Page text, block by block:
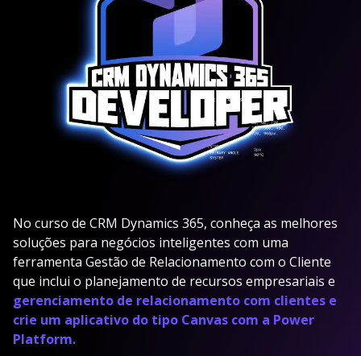
No curso de CRM Dynamics 365, conheça as melhores
soluções para negócios inteligentes com uma
ferramenta Gestão de Relacionamento com o Cliente
que inclui o planejamento de recursos empresariais e
gerenciamento de relacionamento com clientes e
crie um aplicativo do tipo Canvas com a Power
Platform.